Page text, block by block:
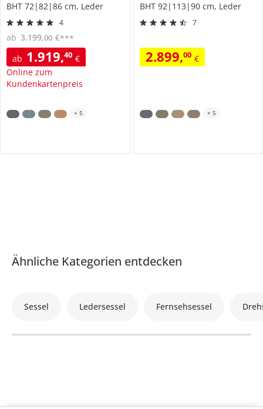
BHT 72|82|86 cm, Leder
4
ab 1.919,40 €
Online zum
Kundenkartenpreis
ab 3.199,00 €***
+ 5
BHT 92|113|90 cm, Leder
7
2.899,00 €
+ 5
Ähnliche Kategorien entdecken
Sessel Ledersessel Fernsehsessel